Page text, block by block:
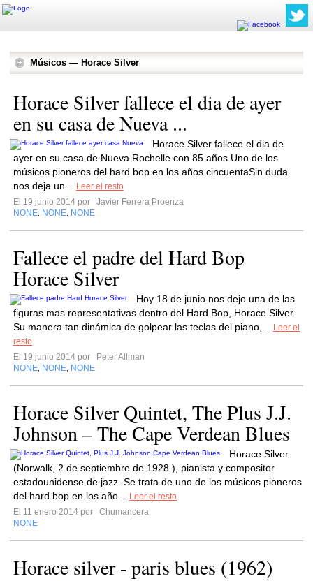
Músicos — Horace Silver
Horace Silver fallece el dia de ayer
en su casa de Nueva ...
Horace Silver fallece el dia de
ayer en su casa de Nueva Rochelle con 85 años.Uno de los
músicos pioneros del hard bop en los años cincuentaSin duda
nos deja un...
Leer el resto
El 19 junio 2014 por
Javier Ferrera Proenza
NONE NONE NONE
Fallece el padre del Hard Bop
Horace Silver
Hoy 18 de junio nos dejo una de las
figuras mas representativas dentro del Hard Bop, Horace Silver.
Su manera tan dinámica de golpear las teclas del piano,...
Leer el
resto
El 19 junio 2014 por
Peter Allman
NONE NONE NONE
Horace Silver Quintet, The Plus J.J.
Johnson ‎– The Cape Verdean Blues
Horace Silver
(Norwalk, 2 de septiembre de 1928 ), pianista y compositor
estadounidense de jazz. Se trata de uno de los músicos pioneros
del hard bop en los año...
Leer el resto
El 11 enero 2014 por
Chumancera
NONE
Horace silver - paris blues (1962)